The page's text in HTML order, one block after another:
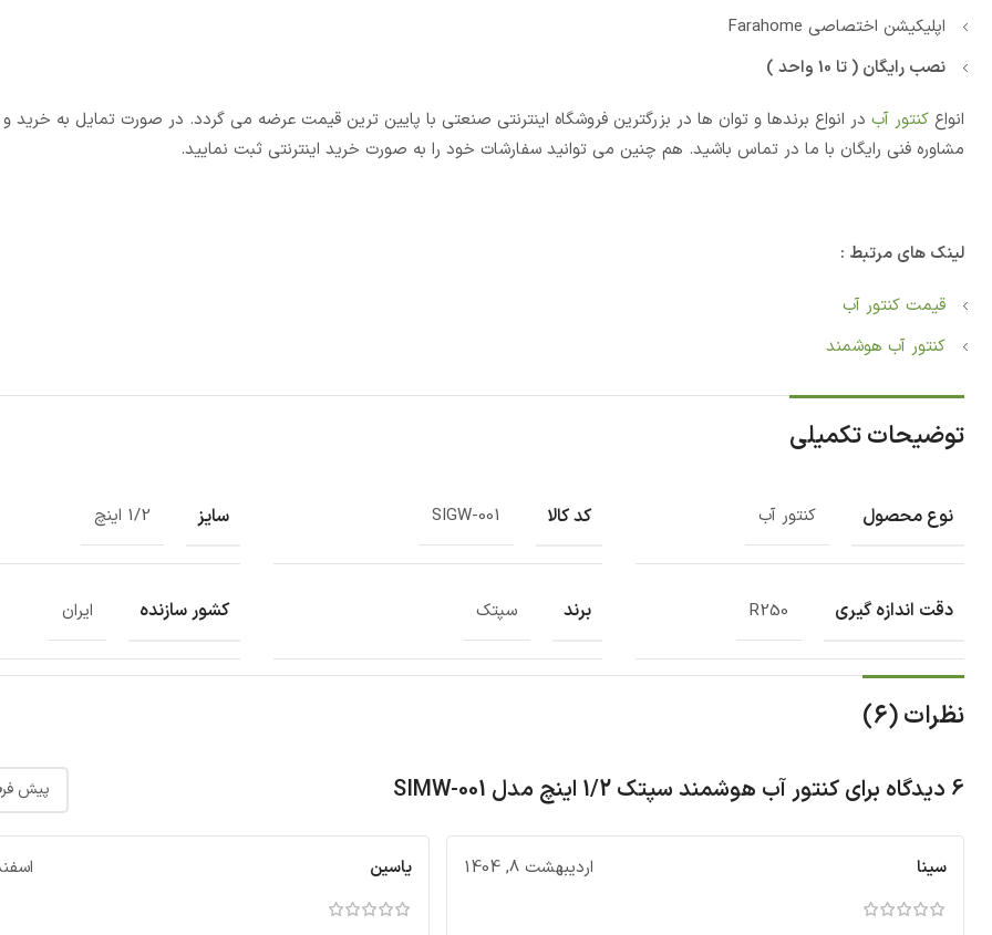
اپلیکیشن اختصاصی Farahome
نصب رایگان ( تا 10 واحد )
انواع کنتور آب در انواع برندها و توان ها در بزرگترین فروشگاه اینترنتی صنعتی با پایین ترین قیمت عرضه می گردد. در صورت تمایل به
مشاوره فنی رایگان با ما در تماس باشید. هم چنین می توانید سفارشات خود را به صورت خرید اینترنتی ثبت نمایید.
لینک های مرتبط :
قیمت کنتور آب
کنتور آب هوشمند
توضیحات تکمیلی
نوع محصول کنتور آب کد کالا SIGW-001 سایز 1/2 اینچ
دقت اندازه گیری R250 برند سپتک کشور سازنده ایران
نظرات (6)
6 دیدگاه برای کنتور آب هوشمند سپتک 1/2 اینچ مدل SIMW-001
سینا اردیبهشت 8, 1404 یاسین اسفند 16,